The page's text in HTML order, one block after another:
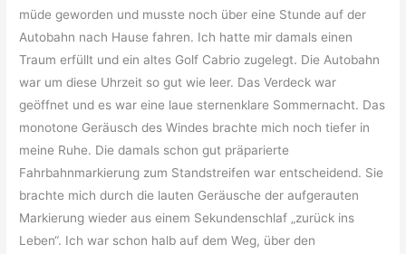
müde geworden und musste noch über eine Stunde auf der
Autobahn nach Hause fahren. Ich hatte mir damals einen
Traum erfüllt und ein altes Golf Cabrio zugelegt. Die Autobahn
war um diese Uhrzeit so gut wie leer. Das Verdeck war
geöffnet und es war eine laue sternenklare Sommernacht. Das
monotone Geräusch des Windes brachte mich noch tiefer in
meine Ruhe. Die damals schon gut präparierte
Fahrbahnmarkierung zum Standstreifen war entscheidend. Sie
brachte mich durch die lauten Geräusche der aufgerauten
Markierung wieder aus einem Sekundenschlaf „zurück ins
Leben“. Ich war schon halb auf dem Weg, über den